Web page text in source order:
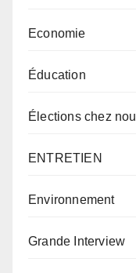
Economie
Éducation
Élections chez
ENTRETIEN
Environnement
Grande Interview